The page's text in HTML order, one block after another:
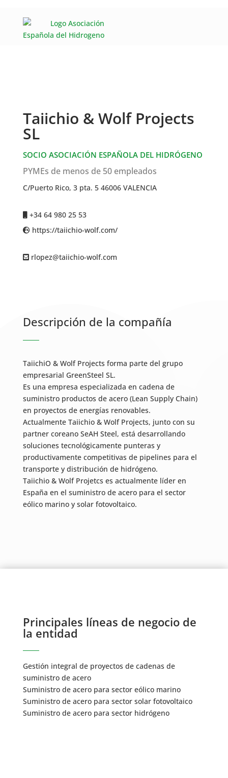
Taiichio & Wolf Projects
SL
SOCIO ASOCIACIÓN ESPAÑOLA DEL HIDRÓGENO
PYMEs de menos de 50 empleados
C/Puerto Rico, 3 pta. 5 46006 VALENCIA
+34 64 980 25 53
https://taiichio-wolf.com/
rlopez@taiichio-wolf.com
Descripción de la compañía
TaiichiO & Wolf Projects forma parte del grupo
empresarial GreenSteel SL.
Es una empresa especializada en cadena de
suministro productos de acero (Lean Supply Chain)
en proyectos de energías renovables.
Actualmente Taiichio & Wolf Projects, junto con su
partner coreano SeAH Steel, está desarrollando
soluciones tecnológicamente punteras y
productivamente competitivas de pipelines para el
transporte y distribución de hidrógeno.
Taiichio & Wolf Projetcs es actualmente líder en
España en el suministro de acero para el sector
eólico marino y solar fotovoltaico.
Principales líneas de negocio de
la entidad
Gestión integral de proyectos de cadenas de
suministro de acero
Suministro de acero para sector eólico marino
Suministro de acero para sector solar fotovoltaico
Suministro de acero para sector hidrógeno